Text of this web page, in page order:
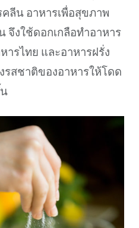
ลีน อาหารเพื่อสุขภาพ
งใช้ดอกเกลือทำอาหาร
ารไทย และอาหารฝรั่ง
รสชาติของอาหารให้โดด